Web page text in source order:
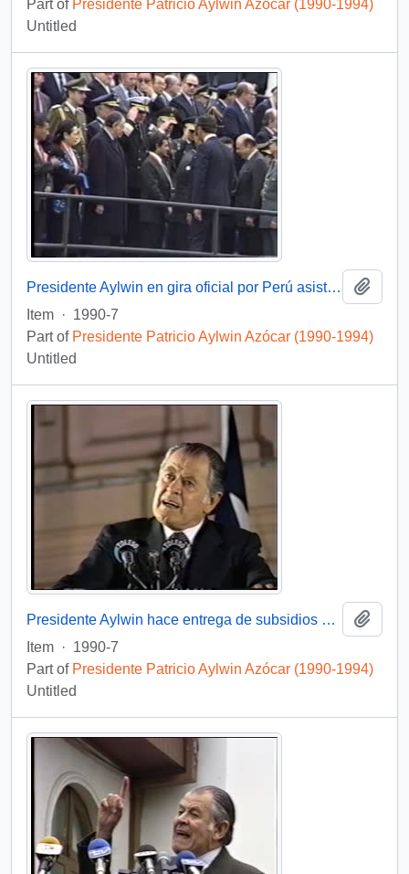
Part of Presidente Patricio Aylwin Azócar (1990-1994)
Untitled
Presidente Aylwin en gira oficial por Perú asiste a ceremonia militar con motivo del cambio de mando presidencial: video
Item · 1990-7
Part of Presidente Patricio Aylwin Azócar (1990-1994)
Untitled
Presidente Aylwin hace entrega de subsidios habitacionales : video
Item · 1990-7
Part of Presidente Patricio Aylwin Azócar (1990-1994)
Untitled